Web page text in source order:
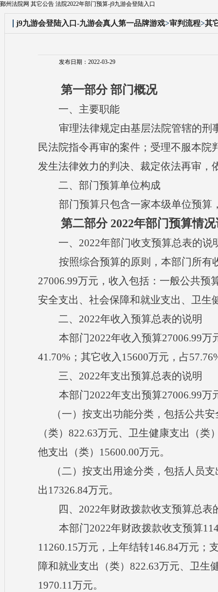
鄞州法院网 其它公告 法院2022年部门预算-j9九游会登陆入口
j9九游会登陆入口-九游会真人第一品牌游戏>审判流程>其
发布日期：2022-03-29
第一部分 部门概况
一、主要职能
审理法律规定由基层法院管辖的刑
民法院指令再审的案件；受理不服本
发生法律效力的判决、裁定依法再审，
二、部门预算单位构成
部门预算只包含一家本级单位预算
第二部分2022年部门预算情
一、 2022年部门收支预算总表的说
按照综合预算的原则，本部门所有
27006.99万元，收入包括：一般公共预
安全支出、社会保障和就业支出、卫生
二、 2022年收入预算总表的说明
本部门2022年收入预算27006.99万
41.70%；其它收入15600万元，占
三、 2022年支出预算总表的说明
本部门2022年支出预算27006.99万
（一）按支出功能分类，包括公共
（类）822.63万元、卫生健康支出（
他支出（类）15600.00万元。
（二）按支出用途分类，包括人员支
出17326.84万元。
四、 2022年财政拨款收支预算总表
本部门2022年财政拨款收支预算
11260.15万元，上年结转146.84万元；
障和就业支出（类）822.63万元、卫生
1970.11万元。